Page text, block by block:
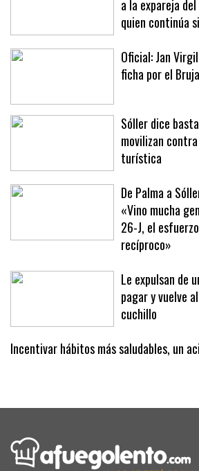
La Policía
a la expareja del
quien continúa
Oficial: Jan
Sóller dice
movilizan contra
turística
De Palma a
«Vino mucha
26-J, el esfuerzo
recíproco»
Le expulsan de
pagar y vuelve
cuchillo